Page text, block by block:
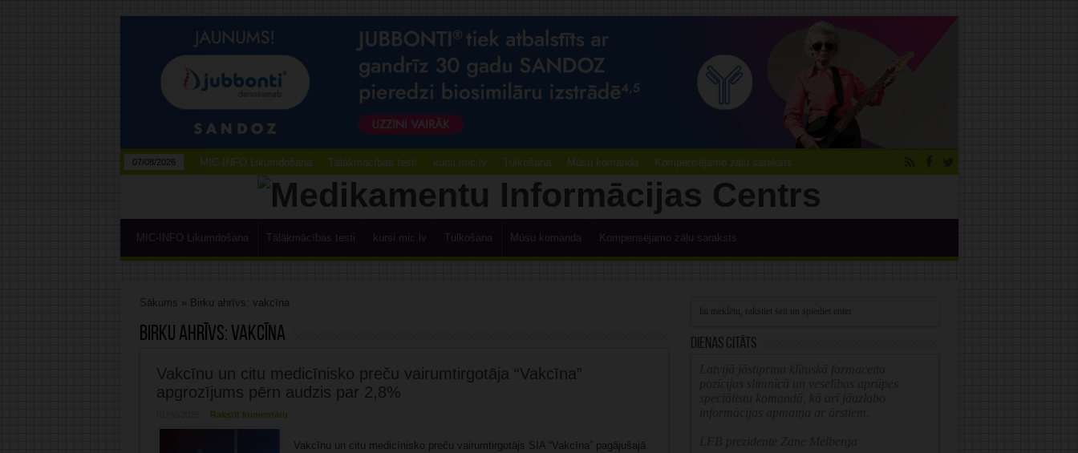
07/08/2026 MIC-INFO Likumdošana Tālākmācības testi kursi.mic.lv Tulkošana Mūsu komanda Kompensējamo zāļu saraksts
MIC-INFO Likumdošana Tālākmācības testi kursi.mic.lv Tulkošana Mūsu komanda Kompensējamo zāļu saraksts
Sākums » Birku ahrīvs: vakcīna
Birku ahrīvs: vakcīna
Vakcīnu un citu medicīnisko preču vairumtirgotāja “Vakcīna”
apgrozījums pērn audzis par 2,8%
Rakstīt komentāru
Vakcīnu un citu medicīnisko preču vairumtirgotājs SIA “Vakcīna” pagājušajā
Dienas citāts